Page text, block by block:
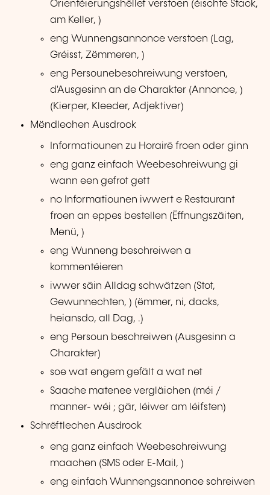
Orientéierungshëllef verstoen (éischte Stack,
am Keller, )
eng Wunnengsannonce verstoen (Lag,
Gréisst, Zëmmeren, )
eng Persounebeschreiwung verstoen,
d'Ausgesinn an de Charakter (Annonce, )
(Kierper, Kleeder, Adjektiver)
Mëndlechen Ausdrock
Informatiounen zu Horairë froen oder ginn
eng ganz einfach Weebeschreiwung gi
wann een gefrot gett
no Informatiounen iwwert e Restaurant
froen an eppes bestellen (Ëffnungszäiten,
Menü, )
eng Wunneng beschreiwen a
kommentéieren
iwwer säin Alldag schwätzen (Stot,
Gewunnechten, ) (ëmmer, ni, dacks,
heiansdo, all Dag, .)
eng Persoun beschreiwen (Ausgesinn a
Charakter)
soe wat engem gefält a wat net
Saache matenee vergläichen (méi /
manner- wéi ; gär, léiwer am léifsten)
Schrëftlechen Ausdrock
eng ganz einfach Weebeschreiwung
maachen (SMS oder E-Mail, )
eng einfach Wunnengsannonce schreiwen